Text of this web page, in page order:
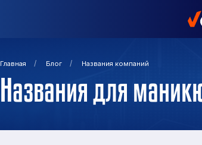
Главная / Блог / Названия компаний
Названия для